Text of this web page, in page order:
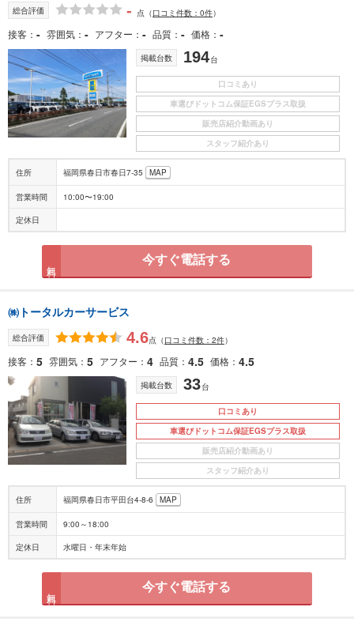
総合評価 - 点 （口コミ件数：0件）
接客 - 雰囲気 - アフター - 品質 - 価格 -
掲載台数 194台
口コミあり
車選びドットコム保証EGSプラス取扱
販売店紹介動画あり
スタッフ紹介あり
住所 福岡県春日市春日7-35 MAP
営業時間 10:00〜19:00
定休日
今すぐ電話する
㈱トータルカーサービス
総合評価 4.6点 （口コミ件数：2件）
接客 5 雰囲気 5 アフター 4 品質 4.5 価格 4.5
掲載台数 33台
口コミあり
車選びドットコム保証EGSプラス取扱
販売店紹介動画あり
スタッフ紹介あり
住所 福岡県春日市平田台4-8-6 MAP
営業時間 9:00～18:00
定休日 水曜日・年末年始
今すぐ電話する